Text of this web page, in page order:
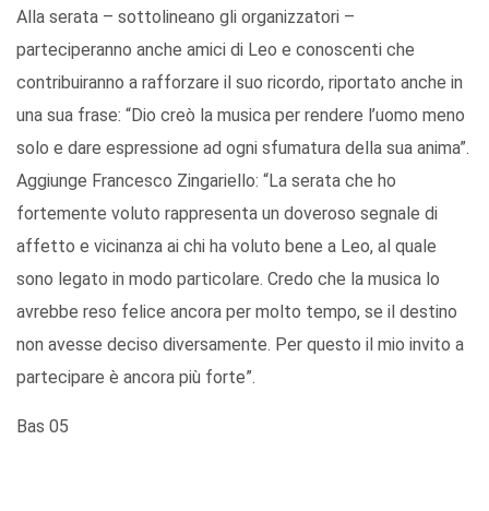
Alla serata – sottolineano gli organizzatori –
parteciperanno anche amici di Leo e conoscenti che
contribuiranno a rafforzare il suo ricordo, riportato anche in
una sua frase: “Dio creò la musica per rendere l’uomo meno
solo e dare espressione ad ogni sfumatura della sua anima”.
Aggiunge Francesco Zingariello: “La serata che ho
fortemente voluto rappresenta un doveroso segnale di
affetto e vicinanza ai chi ha voluto bene a Leo, al quale
sono legato in modo particolare. Credo che la musica lo
avrebbe reso felice ancora per molto tempo, se il destino
non avesse deciso diversamente. Per questo il mio invito a
partecipare è ancora più forte”.
Bas 05